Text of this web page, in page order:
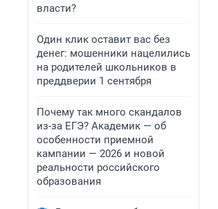
власти?
Один клик оставит вас без
денег: мошенники нацелились
на родителей школьников в
преддверии 1 сентября
Почему так много скандалов
из-за ЕГЭ? Академик — об
особенности приемной
кампании — 2026 и новой
реальности российского
образования